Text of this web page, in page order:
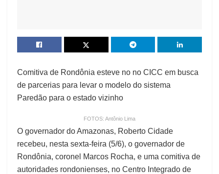
Comitiva de Rondônia esteve no no CICC em busca
de parcerias para levar o modelo do sistema
Paredão para o estado vizinho
FOTOS: Antônio Lima
O governador do Amazonas, Roberto Cidade
recebeu, nesta sexta-feira (5/6), o governador de
Rondônia, coronel Marcos Rocha, e uma comitiva de
autoridades rondonienses, no Centro Integrado de